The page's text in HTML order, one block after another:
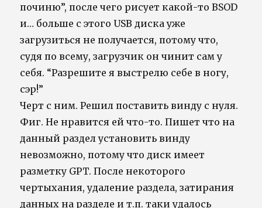
починю”, после чего рисует какой-то BSOD
и… больше с этого USB диска уже
загрузиться не получается, потому что,
судя по всему, загрузчик он чинит сам у
себя. “Разрешите я выстрелю себе в ногу,
сэр!”
Черт с ним. Решил поставить винду с нуля.
Фиг. Не нравится ей что-то. Пишет что на
данный раздел установить винду
невозможно, потому что диск имеет
разметку GPT. После некоторого
чертыхания, удаление раздела, затирания
данных на разделе и т.п. таки удалось